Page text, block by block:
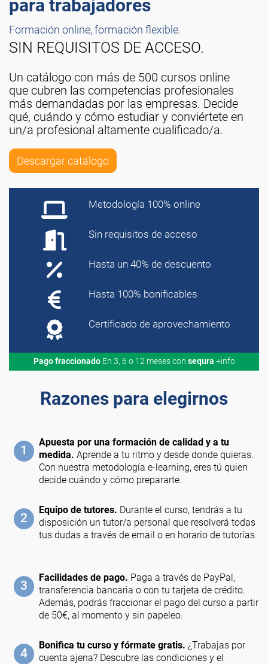
para trabajadores
Formación online, formación flexible.
SIN REQUISITOS DE ACCESO.
Un catálogo con más de 500 cursos online
que cubren las competencias profesionales
más demandadas por las empresas. Decide
qué, cuándo y cómo estudiar y conviértete en
un/a profesional altamente cualificado/a.
Descargar catálogo
Metodología 100% online
Sin requisitos de acceso
Hasta un 40% de descuento
Hasta 100% bonificables
Certificado de aprovechamiento
Pago fraccionadoEn 3, 6 o 12 meses con sequra +info
Razones para elegirnos
1
Apuesta por una formación de calidad y a tu
medida. Aprende a tu ritmo y desde donde quieras.
Con nuestra metodología e-learning, eres tú quien
decide cuándo y cómo prepararte.
2
Equipo de tutores. Durante el curso, tendrás a tu
disposición un tutor/a personal que resolverá todas
tus dudas a través de email o en horario de tutorías.
3
Facilidades de pago. Paga a través de PayPal,
transferencia bancaria o con tu tarjeta de crédito.
Además, podrás fraccionar el pago del curso a partir
de 50€, al momento y sin papeleo.
4
Bonifica tu curso y fórmate gratis. ¿Trabajas por
cuenta ajena? Descubre las condiciones y el